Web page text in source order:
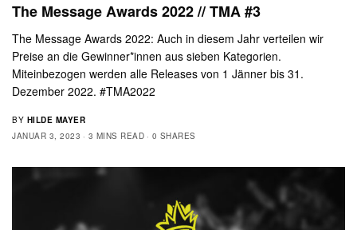
The Message Awards 2022 // TMA #3
The Message Awards 2022: Auch in diesem Jahr verteilen wir
Preise an die Gewinner*innen aus sieben Kategorien.
Miteinbezogen werden alle Releases von 1 Jänner bis 31.
Dezember 2022. #TMA2022
BY HILDE MAYER
JANUAR 3, 2023
3 MINS READ 0 SHARES